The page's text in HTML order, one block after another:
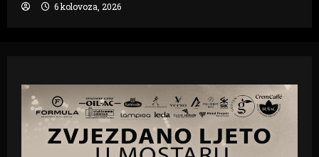
6 kolovoza, 2026